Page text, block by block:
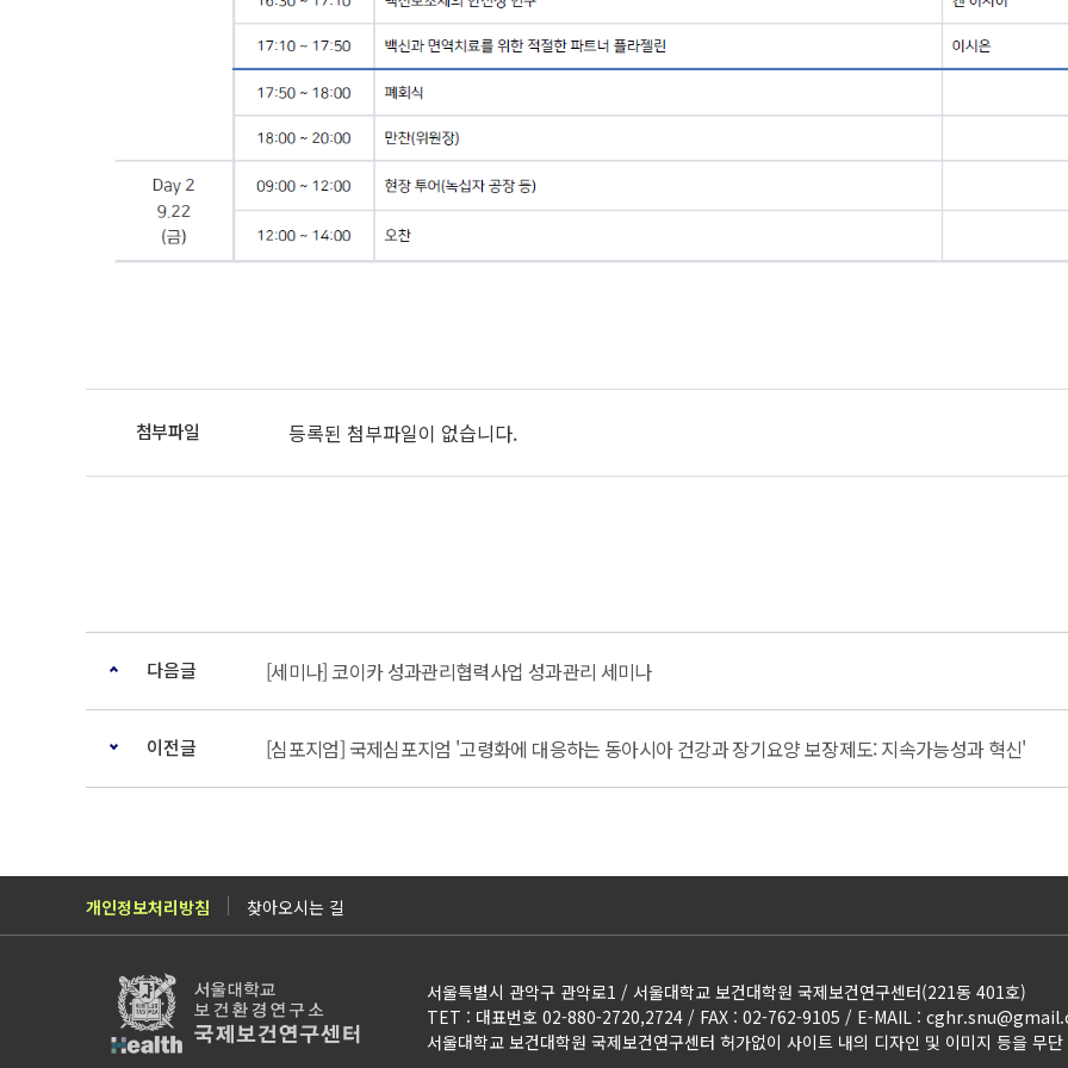
등록된 첨부파일이 없습니다.
다음글 [세미나] 코이카 성과관리협력사업 성과관리 세미나
이전글 [심포지엄] 국제심포지엄 '고령화에 대응하는 동아시아 건강과 장기요양 보장제도: 지속가능성과 혁신'
개인정보처리방침 찾아오시는 길
서울특별시 관악구 관악로1 / 서울대학교 보건대학원 국제보건연구센터(221동 401호)
TET : 대표번호 02-880-2720,2724 / FAX : 02-762-9105 / E-MAIL :
서울대학교 보건대학원 국제보건연구센터 허가없이 사이트 내의 디자인 및 이미지 등을 무